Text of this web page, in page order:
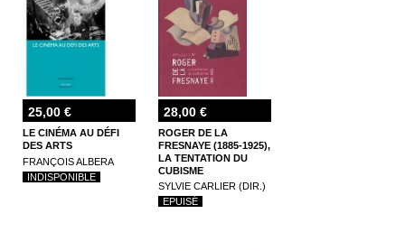
25,00 €
LE CINÉMA AU DÉFI
DES ARTS
FRANÇOIS ALBERA
INDISPONIBLE
28,00 €
ROGER DE LA
FRESNAYE (1885-1925),
LA TENTATION DU
CUBISME
SYLVIE CARLIER (DIR.)
EPUISÉ